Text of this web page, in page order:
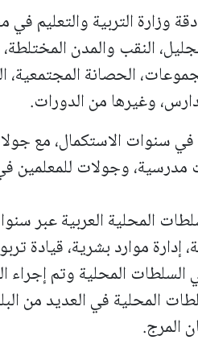
وزارة التربية والتعليم في
النقب والمدن
الحصانة المجتمعية،
وغيرها من الدورات.
سنوات الاستكمال، مع
مدرسية، وجولات للمعلمين
المحلية العربية عبر
موارد بشرية، قيادة
السلطات المحلية وتم إجراء
المحلية في العديد من
المرج.